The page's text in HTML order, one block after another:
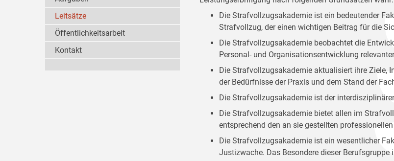
Die Strafvollzugsakademie ist ein bedeutender
Strafvollzug, der einen wichtigen Beitrag für die
Die Strafvollzugsakademie beobachtet die
Personal- und Organisationsentwicklung
Die Strafvollzugsakademie aktualisiert ihre Ziele,
der Bedürfnisse der Praxis und dem Stand der
Die Strafvollzugsakademie ist der
Die Strafvollzugsakademie bietet allen im
entsprechend den an sie gestellten
Die Strafvollzugsakademie ist ein wesentlicher
Justizwache. Das Besondere dieser
Leitsätze
Öffentlichkeitsarbeit
Kontakt